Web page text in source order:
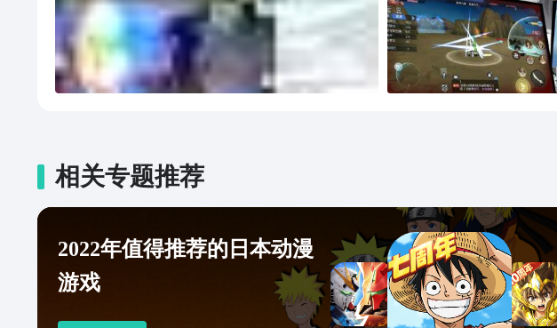
相关专题推荐
2022年值得推荐的日本动漫
游戏